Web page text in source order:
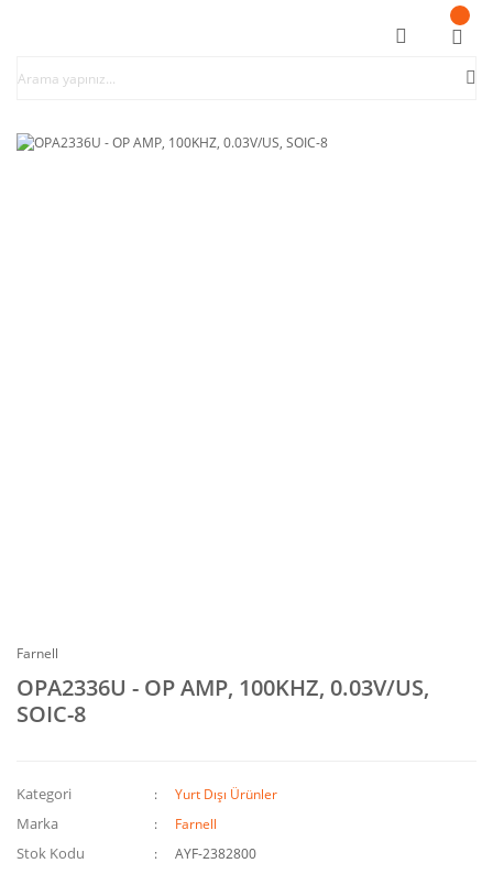
Farnell
OPA2336U - OP AMP, 100KHZ, 0.03V/US,
SOIC-8
Kategori Yurt Dışı Ürünler
Marka Farnell
Stok Kodu AYF-2382800